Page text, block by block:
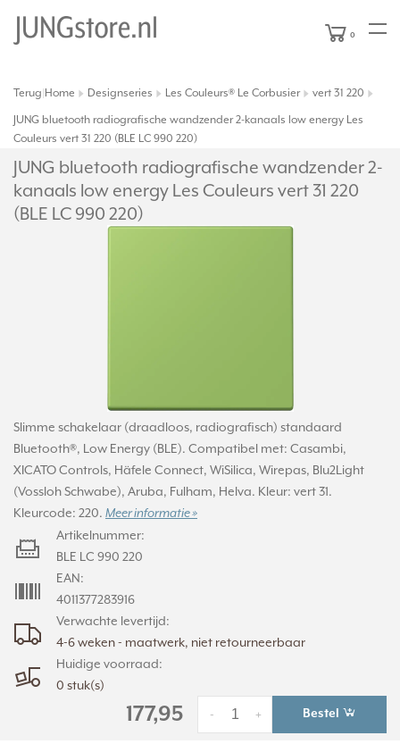
0
Terug Home Designseries Les Couleurs® Le Corbusier vert 31 220
JUNG bluetooth radiografische wandzender 2-kanaals low energy Les
Couleurs vert 31 220 (BLE LC 990 220)
JUNG bluetooth radiografische wandzender 2-
kanaals low energy Les Couleurs vert 31 220
(BLE LC 990 220)
Slimme schakelaar (draadloos, radiografisch) standaard
Bluetooth®, Low Energy (BLE). Compatibel met: Casambi,
XICATO Controls, Häfele Connect, WiSilica, Wirepas, Blu2Light
(Vossloh Schwabe), Aruba, Fulham, Helva. Kleur: vert 31.
Kleurcode: 220. Meer informatie »
Verwachte levertijd:
4-6 weken - maatwerk, niet retourneerbaar
Huidige voorraad:
0 stuk(s)
Artikelnummer:
BLE LC 990 220
EAN:
4011377283916
177,95 +
- Bestel